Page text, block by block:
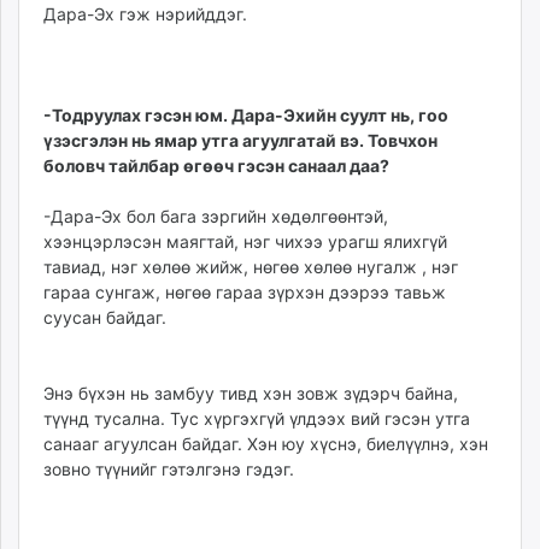
Дара-Эх гэж нэрийддэг.
-Тодруулах гэсэн юм. Дара-Эхийн суулт нь, гоо
үзэсгэлэн нь ямар утга агуулгатай вэ. Товчхон
боловч тайлбар өгөөч гэсэн санаал даа?
-Дара-Эх бол бага зэргийн хөдөлгөөнтэй,
хээнцэрлэсэн маягтай, нэг чихээ урагш ялихгүй
тавиад, нэг хөлөө жийж, нөгөө хөлөө нугалж , нэг
гараа сунгаж, нөгөө гараа зүрхэн дээрээ тавьж
суусан байдаг.
Энэ бүхэн нь замбуу тивд хэн зовж зүдэрч байна,
түүнд тусална. Тус хүргэхгүй үлдээх вий гэсэн утга
санааг агуулсан байдаг. Хэн юу хүснэ, биелүүлнэ, хэн
зовно түүнийг гэтэлгэнэ гэдэг.